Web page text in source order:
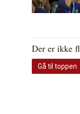
Der er ikke
Gå til toppen